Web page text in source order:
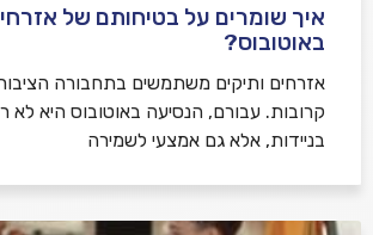
איך שומרים על בטיחותם של
באוטובוס?
אזרחים ותיקים משתמשים בתחבורה
קרובות. עבורם, הנסיעה באוטובוס היא לא
בניידות, אלא גם אמצעי לשמירה